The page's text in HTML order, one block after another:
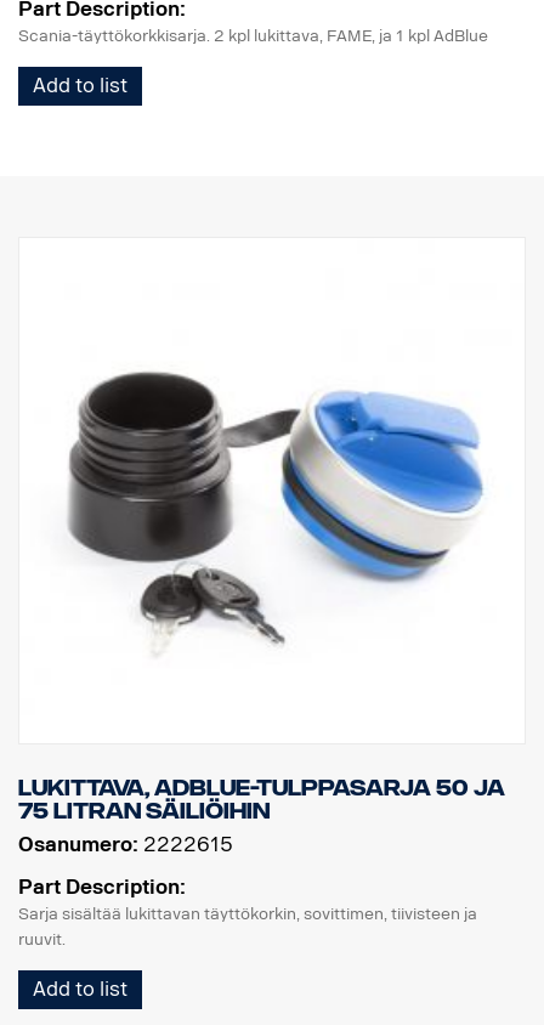
Part Description:
Scania-täyttökorkkisarja. 2 kpl lukittava, FAME, ja 1 kpl AdBlue
Add to list
Lukittava, AdBlue-tulppasarja 50 ja
75 litran säiliöihin
Osanumero: 2222615
Part Description:
Sarja sisältää lukittavan täyttökorkin, sovittimen, tiivisteen ja
ruuvit.
Add to list